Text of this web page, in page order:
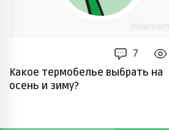
7
Какое термобелье выбрать на
осень и зиму?